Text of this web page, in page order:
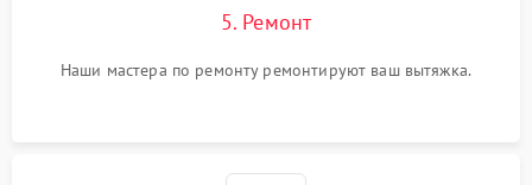
5. Ремонт
Наши мастера по ремонту ремонтируют ваш вытяжка.